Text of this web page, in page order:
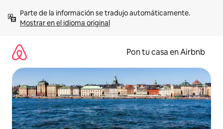
contenidoMostrar en el idioma original
Pon tu casa en Airbnb